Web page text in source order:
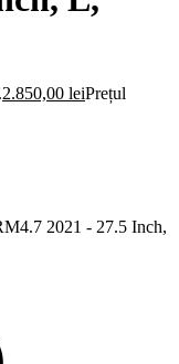
2.850,00 leiPrețul
2021 - 27.5 Inch,